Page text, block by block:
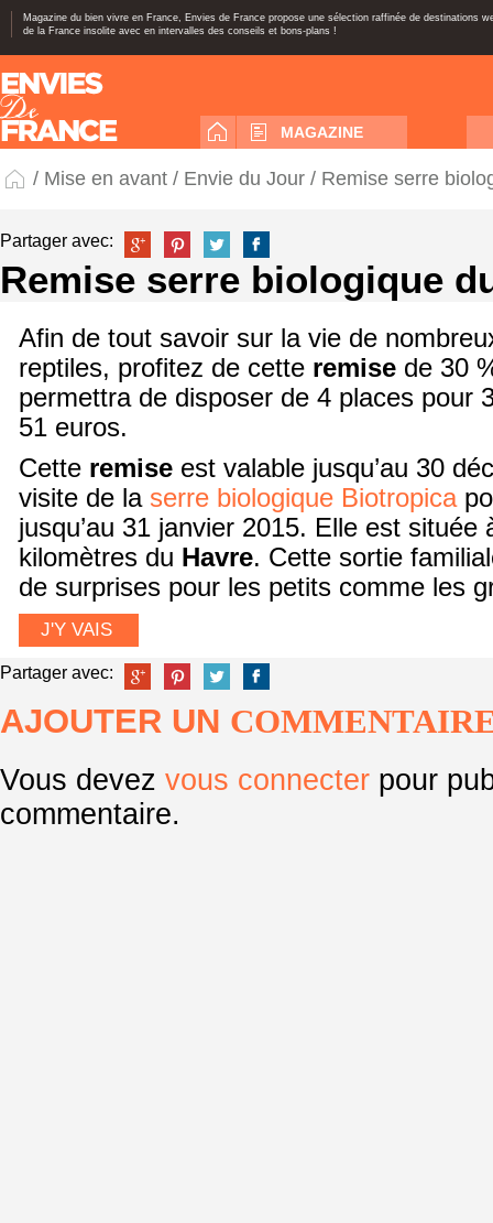
Magazine du bien vivre en France, Envies de France propose une sélection raffinée de destinations
de la France insolite avec en intervalles des conseils et bons-plans !
MAGAZINE
/ Mise en avant / Envie du Jour / Remise serre
Partager avec:
Remise serre biologique
Afin de tout savoir sur la vie de
reptiles, profitez de cette remise de 30
permettra de disposer de 4 places pour
51 euros.
Cette remise est valable jusqu’au 30
visite de la serre biologique Biotropica
jusqu’au 31 janvier 2015. Elle est située
kilomètres du Havre. Cette sortie
de surprises pour les petits comme les
J'Y VAIS
Partager avec:
AJOUTER UN
Vous devez vous connecter pour
commentaire.